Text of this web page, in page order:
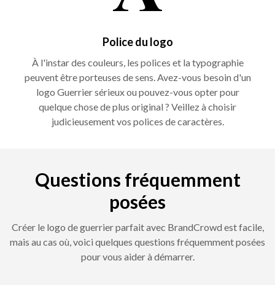
Police du logo
À l'instar des couleurs, les polices et la typographie
peuvent être porteuses de sens. Avez-vous besoin d'un
logo Guerrier sérieux ou pouvez-vous opter pour
quelque chose de plus original ? Veillez à choisir
judicieusement vos polices de caractères.
Questions fréquemment
posées
Créer le logo de guerrier parfait avec BrandCrowd est facile,
mais au cas où, voici quelques questions fréquemment posées
pour vous aider à démarrer.